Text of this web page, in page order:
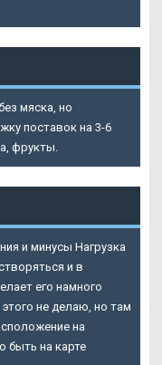
мяска, но
поставок на 3-6
фрукты.
и минусы Нагрузка
и в
его намного
не делаю, но там
на
быть на карте